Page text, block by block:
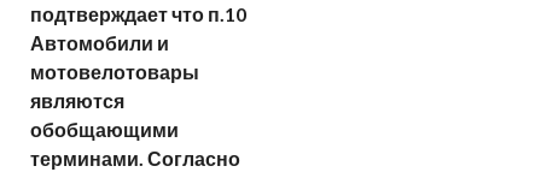
подтверждает что п.10
Автомобили и
мотовелотовары
являются
обобщающими
терминами. Согласно